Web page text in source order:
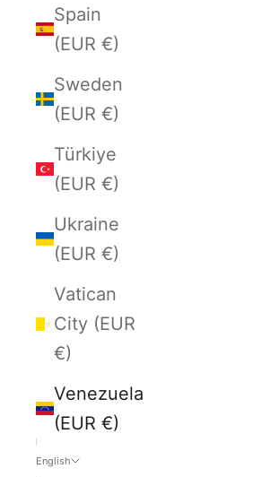
Spain
(EUR €)
Sweden
(EUR €)
Türkiye
(EUR €)
Ukraine
(EUR €)
Vatican
City (EUR
€)
Venezuela
(EUR €)
English